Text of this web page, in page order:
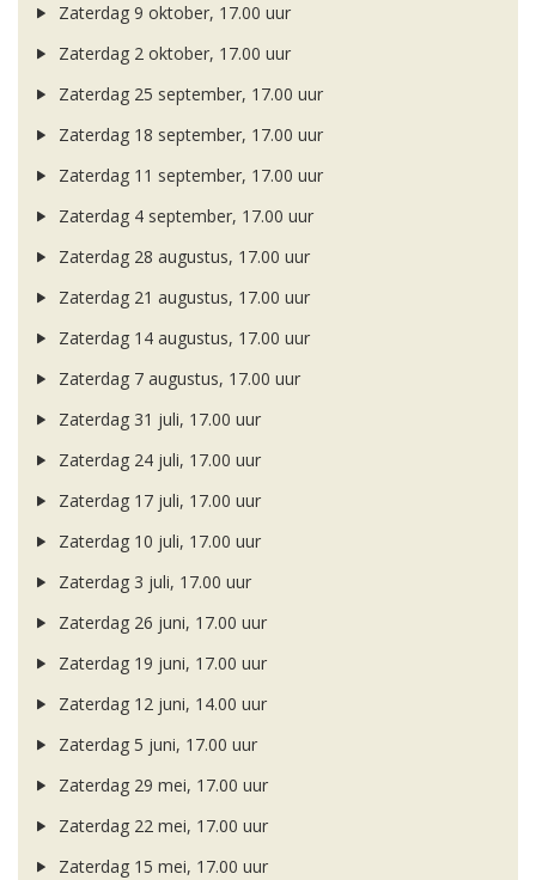
Zaterdag 9 oktober, 17.00 uur
Zaterdag 2 oktober, 17.00 uur
Zaterdag 25 september, 17.00 uur
Zaterdag 18 september, 17.00 uur
Zaterdag 11 september, 17.00 uur
Zaterdag 4 september, 17.00 uur
Zaterdag 28 augustus, 17.00 uur
Zaterdag 21 augustus, 17.00 uur
Zaterdag 14 augustus, 17.00 uur
Zaterdag 7 augustus, 17.00 uur
Zaterdag 31 juli, 17.00 uur
Zaterdag 24 juli, 17.00 uur
Zaterdag 17 juli, 17.00 uur
Zaterdag 10 juli, 17.00 uur
Zaterdag 3 juli, 17.00 uur
Zaterdag 26 juni, 17.00 uur
Zaterdag 19 juni, 17.00 uur
Zaterdag 12 juni, 14.00 uur
Zaterdag 5 juni, 17.00 uur
Zaterdag 29 mei, 17.00 uur
Zaterdag 22 mei, 17.00 uur
Zaterdag 15 mei, 17.00 uur